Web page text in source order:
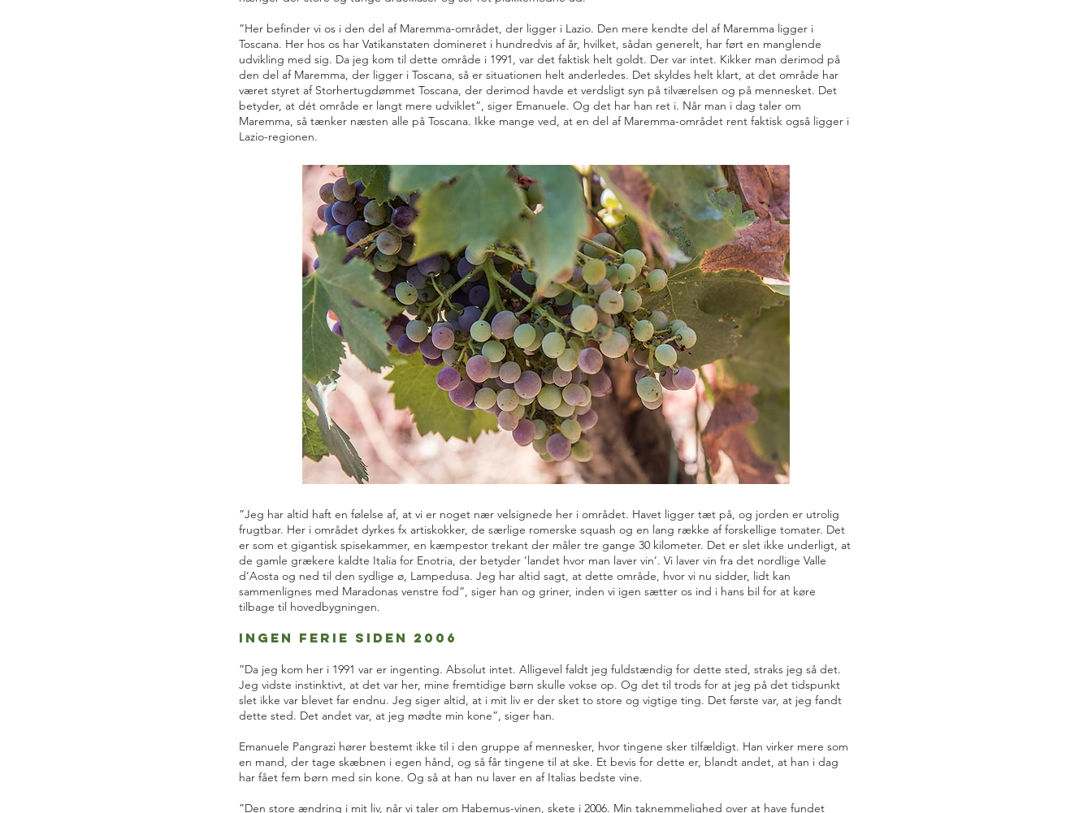
”Her befinder vi os i den del af Maremma-området, der ligger i Lazio. Den mere kendte del af Maremma ligger i
Toscana. Her hos os har Vatikanstaten domineret i hundredvis af år, hvilket, sådan generelt, har ført en manglende
udvikling med sig. Da jeg kom til dette område i 1991, var det faktisk helt goldt. Der var intet. Kikker man derimod på
den del af Maremma, der ligger i Toscana, så er situationen helt anderledes. Det skyldes helt klart, at det område har
været styret af Storhertugdømmet Toscana, der derimod havde et verdsligt syn på tilværelsen og på mennesket. Det
betyder, at dét område er langt mere udviklet”, siger Emanuele. Og det har han ret i. Når man i dag taler om
Maremma, så tænker næsten alle på Toscana. Ikke mange ved, at en del af Maremma-området rent faktisk også ligger i
Lazio-regionen.
”Jeg har altid haft en følelse af, at vi er noget nær velsignede her i området. Havet ligger tæt på, og jorden er utrolig
frugtbar. Her i området dyrkes fx artiskokker, de særlige romerske squash og en lang række af forskellige tomater. Det
er som et gigantisk spisekammer, en kæmpestor trekant der måler tre gange 30 kilometer. Det er slet ikke underligt, at
de gamle grækere kaldte Italia for Enotria, der betyder ’landet hvor man laver vin’. Vi laver vin fra det nordlige Valle
d’Aosta og ned til den sydlige ø, Lampedusa. Jeg har altid sagt, at dette område, hvor vi nu sidder, lidt kan
sammenlignes med Maradonas venstre fod”, siger han og griner, inden vi igen sætter os ind i hans bil for at køre
tilbage til hovedbygningen.
Ingen ferie siden 2006
”Da jeg kom her i 1991 var er ingenting. Absolut intet. Alligevel faldt jeg fuldstændig for dette sted, straks jeg så det.
Jeg vidste instinktivt, at det var her, mine fremtidige børn skulle vokse op. Og det til trods for at jeg på det tidspunkt
slet ikke var blevet far endnu. Jeg siger altid, at i mit liv er der sket to store og vigtige ting. Det første var, at jeg fandt
dette sted. Det andet var, at jeg mødte min kone”, siger han.
Emanuele Pangrazi hører bestemt ikke til i den gruppe af mennesker, hvor tingene sker tilfældigt. Han virker mere som
en mand, der tage skæbnen i egen hånd, og så får tingene til at ske. Et bevis for dette er, blandt andet, at han i dag
har fået fem børn med sin kone. Og så at han nu laver en af Italias bedste vine.
”Den store ændring i mit liv, når vi taler om Habemus-vinen, skete i 2006. Min taknemmelighed over at have fundet